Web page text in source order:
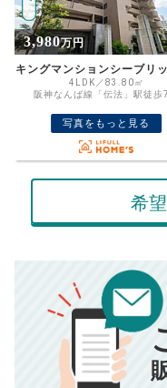
住宅ローン
金利
ボーナス
返済金額
返済シミ
毎月の支払額
資金計画のた
格を入力して
00万円
■仲介手数料／ 00万円
■売買契約書印紙／ 0
■抵当権抹消費用／0
3,580万円
キングマンション大阪
3LDK＋S／88.82㎡㎡
桜島線「ユニバーサルシティ」駅
写真をもっと見る
希